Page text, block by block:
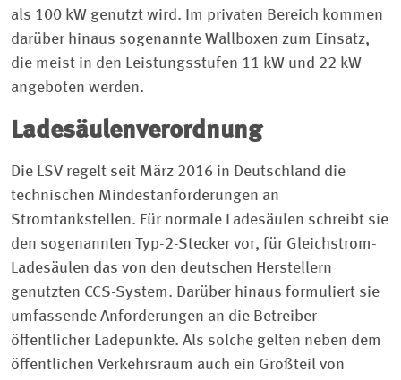
als 100 kW genutzt wird. Im privaten Bereich kommen
darüber hinaus sogenannte Wallboxen zum Einsatz,
die meist in den Leistungsstufen 11 kW und 22 kW
angeboten werden.
Ladesäulenverordnung
Die LSV regelt seit März 2016 in Deutschland die
technischen Mindestanforderungen an
Stromtankstellen. Für normale Ladesäulen schreibt sie
den sogenannten Typ-2-Stecker vor, für Gleichstrom-
Ladesäulen das von den deutschen Herstellern
genutzten CCS-System. Darüber hinaus formuliert sie
umfassende Anforderungen an die Betreiber
öffentlicher Ladepunkte. Als solche gelten neben dem
öffentlichen Verkehrsraum auch ein Großteil von